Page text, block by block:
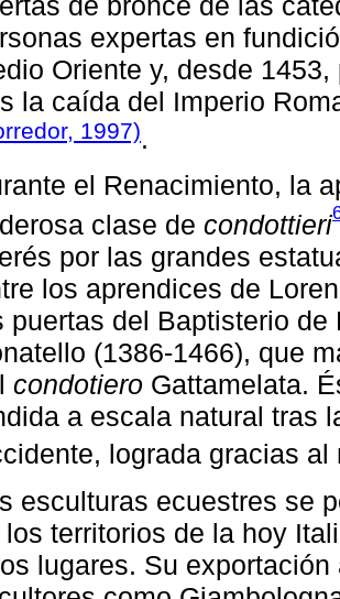
expertas en
Oriente y, desde
la caída del Imperio
1997).
el Renacimiento, la
clase de condottieri
por las grandes
los aprendices de
puertas del Baptisterio
(1386-1466), que
condotiero Gattamelata.
a escala natural tras
lograda gracias
esculturas ecuestres se
los territorios de la hoy
lugares. Su